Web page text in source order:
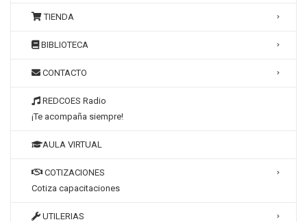
TIENDA
BIBLIOTECA
CONTACTO
REDCOES Radio
¡Te acompaña siempre!
AULA VIRTUAL
COTIZACIONES
Cotiza capacitaciones
UTILERIAS